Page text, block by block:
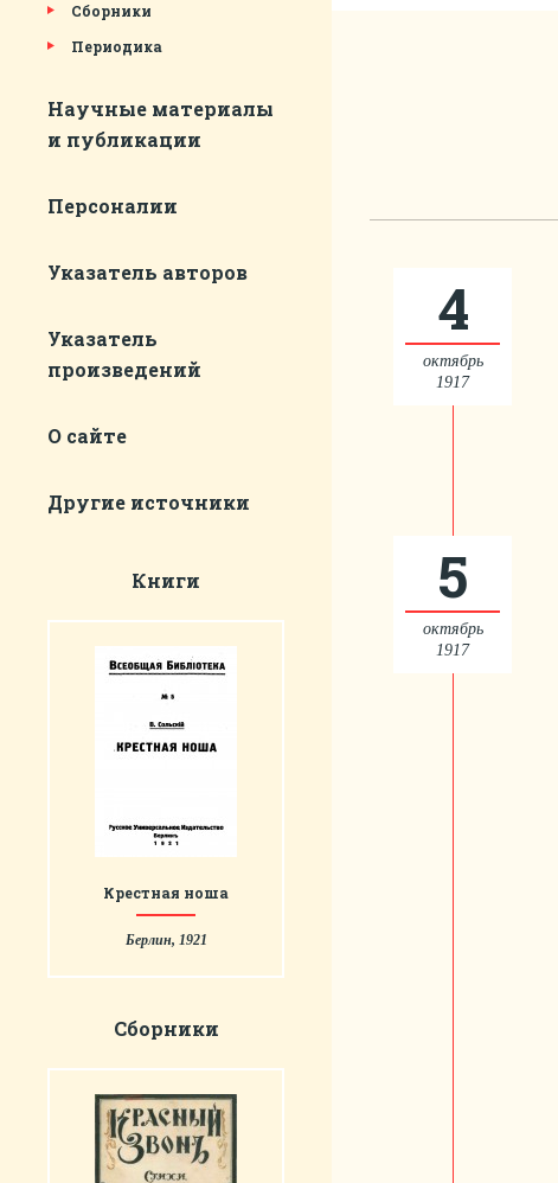
Сборники
Периодика
Научные материалы
и публикации
Персоналии
Указатель авторов
Указатель
произведений
О сайте
Другие источники
Книги
Крестная ноша
Берлин, 1921
Сборники
4
октябрь
1917
5
октябрь
1917